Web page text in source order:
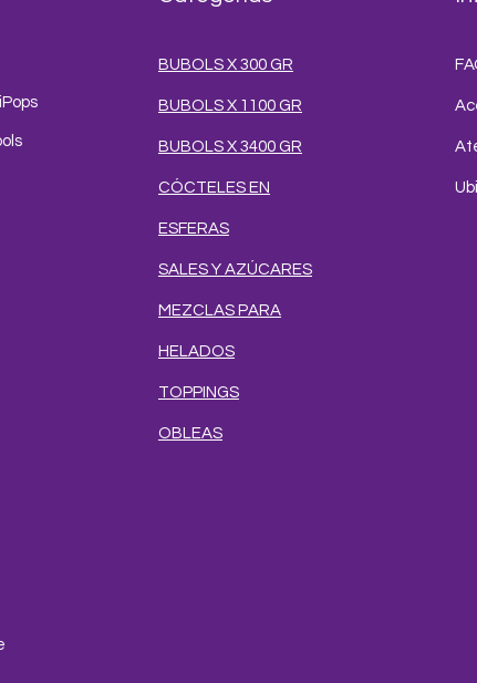
BUBOLS X 300 GR
BUBOLS X 1100 GR
BUBOLS X 3400 GR
CÓCTELES EN
ESFERAS
SALES Y AZÚCARES
MEZCLAS PARA
HELADOS
TOPPINGS
OBLEAS